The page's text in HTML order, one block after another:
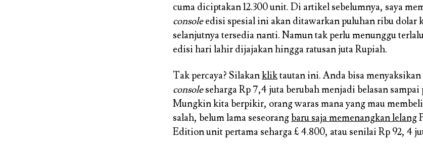
cuma diciptakan 12.300 unit. Di artikel sebelumnya, saya
consoleedisi spesial ini akan ditawarkan puluhan ribu dolar
selanjutnya tersedia nanti. Namun tak perlu menunggu
edisi hari lahir dijajakan hingga ratusan juta Rupiah.
Tak percaya? Silakankliktautan ini. Anda bisa
consoleseharga Rp 7,4 juta berubah menjadi belasan sampai
Mungkin kita berpikir, orang waras mana yang mau
salah, belum lama seseorangbaru saja memenangkan lelang
Edition unit pertama seharga £ 4.800, atau senilai Rp 92, 4